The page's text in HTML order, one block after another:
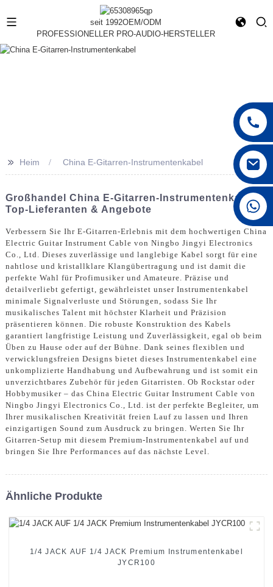
seit 1992OEM/ODM
PROFESSIONELLER PRO-AUDIO-HERSTELLER
+86 15168592711
>> Heim China E-Gitarren-Instrumentenkabel
Großhandel China E-Gitarren-Instrumentenkabel -
Top-Lieferanten & Angebote
Verbessern Sie Ihr E-Gitarren-Erlebnis mit dem hochwertigen China
Electric Guitar Instrument Cable von Ningbo Jingyi Electronics
Co., Ltd. Dieses zuverlässige und langlebige Kabel sorgt für eine
nahtlose und kristallklare Klangübertragung und ist damit die
perfekte Wahl für Profimusiker und Amateure. Präzise und
detailverliebt gefertigt, gewährleistet unser Instrumentenkabel
minimale Signalverluste und Störungen, sodass Sie Ihr
musikalisches Talent mit höchster Klarheit und Präzision
präsentieren können. Die robuste Konstruktion des Kabels
garantiert langfristige Leistung und Zuverlässigkeit, egal ob beim
Üben zu Hause oder auf der Bühne. Dank seines flexiblen und
verwicklungsfreien Designs bietet dieses Instrumentenkabel eine
unkomplizierte Handhabung und Aufbewahrung und ist somit ein
unverzichtbares Zubehör für jeden Gitarristen. Ob Rockstar oder
Hobbymusiker – das China Electric Guitar Instrument Cable von
Ningbo Jingyi Electronics Co., Ltd. ist der perfekte Begleiter, um
Ihrer musikalischen Kreativität freien Lauf zu lassen und Ihren
einzigartigen Sound zum Ausdruck zu bringen. Werten Sie Ihr
Gitarren-Setup mit diesem Premium-Instrumentenkabel auf und
bringen Sie Ihre Performances auf das nächste Level.
Ähnliche Produkte
1/4 JACK AUF 1/4 JACK Premium Instrumentenkabel
JYCR100